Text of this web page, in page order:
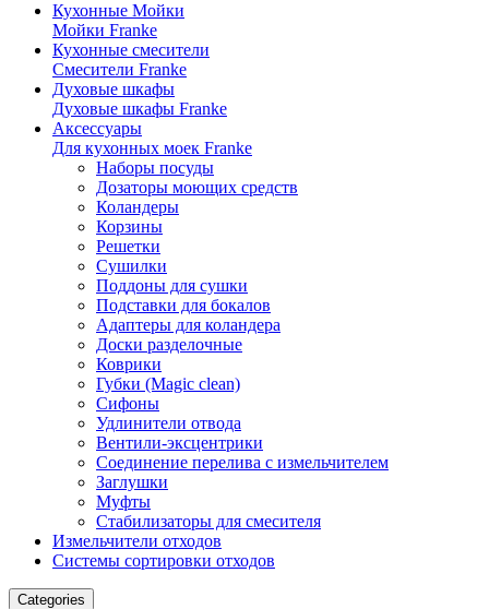
Кухонные Мойки
Мойки Franke
Кухонные cмесители
Смесители Franke
Духовые шкафы
Духовые шкафы Franke
Аксессуары
Для кухонных моек Franke
Наборы посуды
Дозаторы моющих средств
Коландеры
Корзины
Решетки
Сушилки
Поддоны для сушки
Подставки для бокалов
Адаптеры для коландера
Доски разделочные
Коврики
Губки (Magic clean)
Сифоны
Удлинители отвода
Вентили-эксцентрики
Соединение перелива с измельчителем
Заглушки
Муфты
Стабилизаторы для смесителя
Измельчители отходов
Системы сортировки отходов
Categories